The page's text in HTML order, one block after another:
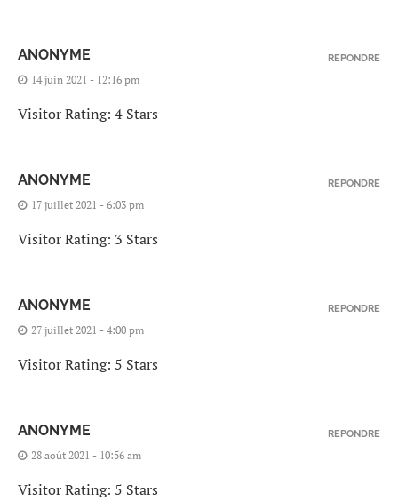
ANONYME
14 juin 2021 - 12:16 pm
Visitor Rating: 4 Stars
REPONDRE
ANONYME
17 juillet 2021 - 6:03 pm
Visitor Rating: 3 Stars
REPONDRE
ANONYME
27 juillet 2021 - 4:00 pm
Visitor Rating: 5 Stars
REPONDRE
ANONYME
28 août 2021 - 10:56 am
Visitor Rating: 5 Stars
REPONDRE